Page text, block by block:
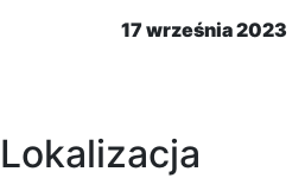
17 września 2023
Lokalizacja